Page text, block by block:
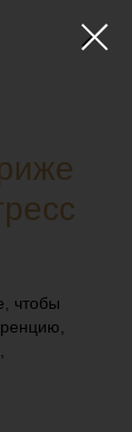
чтобы